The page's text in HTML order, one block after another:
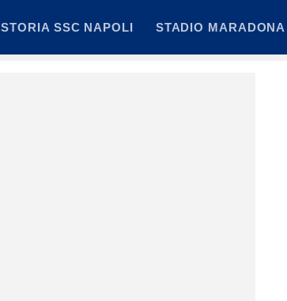
STORIA SSC NAPOLI STADIO MARADONA